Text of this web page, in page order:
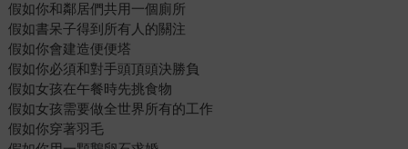
假如你和鄰居們共用一個廁所
假如書呆子得到所有人的關注
假如你會建造便便塔
假如你必須和對手頭頂頭決勝負
假如女孩在午餐時先挑食物
假如女孩需要做全世界所有的工作
假如你穿著羽毛